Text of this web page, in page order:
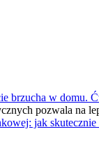
pozwala na